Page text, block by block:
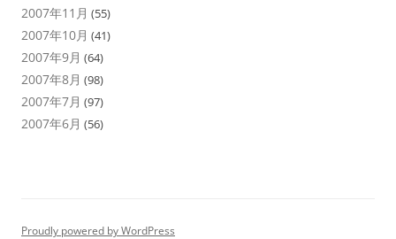
2007年11月 (55)
2007年10月 (41)
2007年9月 (64)
2007年8月 (98)
2007年7月 (97)
2007年6月 (56)
Proudly powered by WordPress